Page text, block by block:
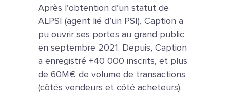
Après l’obtention d’un statut de
ALPSI (agent lié d’un PSI), Caption a
pu ouvrir ses portes au grand public
en septembre 2021. Depuis, Caption
a enregistré +40 000 inscrits, et plus
de 60M€ de volume de transactions
(côtés vendeurs et côté acheteurs).